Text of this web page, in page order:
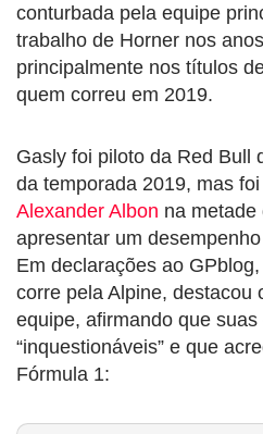
conturbada pela equipe
trabalho de Horner nos
principalmente nos títulos
quem correu em 2019.
Gasly foi piloto da Red Bull
da temporada 2019, mas
Alexander Albon na metade
apresentar um
Em declarações ao
corre pela Alpine, destacou
equipe, afirmando que
“inquestionáveis” e que
Fórmula 1: